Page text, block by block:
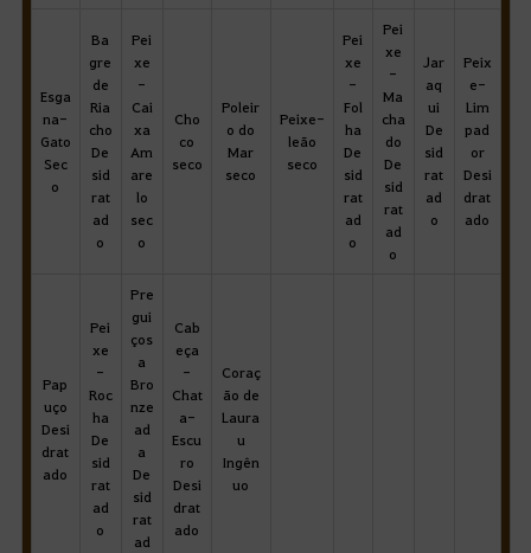
Esga
na-
Gato
Sec
o
Ba
gre
de
Ria
cho
De
sid
rat
ad
o
Pei
xe
-
Cai
xa
Am
are
lo
sec
o
Cho
co
seco
Poleir
o do
Mar
seco
Peixe-
leão
seco
Pei
xe
-
Fol
ha
De
sid
rat
ad
o
Pei
xe
-
Ma
cha
do
De
sid
rat
ad
o
Jar
aq
ui
De
sid
rat
ad
o
Peix
e-
Lim
pad
or
Desi
drat
ado
Pap
uço
Desi
drat
ado
Pei
xe
-
Roc
ha
De
sid
rat
ad
o
Pre
gui
ços
a
Bro
nze
ad
a
De
sid
rat
ad
Cab
eça
-
Chat
a-
Escu
ro
Desi
drat
ado
Coraç
ão de
Laura
u
Ingên
uo